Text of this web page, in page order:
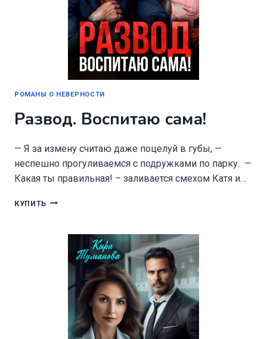
РОМАНЫ О НЕВЕРНОСТИ
Развод. Воспитаю сама!
— Я за измену считаю даже поцелуй в губы, —
неспешно прогуливаемся с подружками по парку. —
Какая ты правильная! – заливается смехом Катя и…
КУПИТЬ РАЗВОД.